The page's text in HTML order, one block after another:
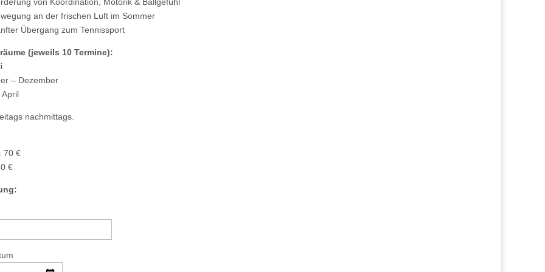
an der frischen Luft im Sommer
Übergang zum Tennissport
(jeweils 10 Termine):
– Dezember
nachmittags.
70 €
€